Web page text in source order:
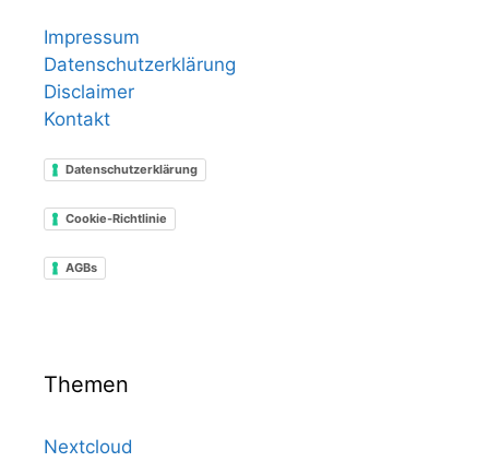
Impressum
Datenschutzerklärung
Disclaimer
Kontakt
Datenschutzerklärung
Cookie-Richtlinie
AGBs
Themen
Nextcloud